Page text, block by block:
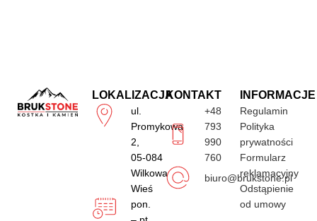
LOKALIZACJA
ul.
Promykowa
2,
05-084
Wilkowa
Wieś
pon.
KONTAKT
+48
793
990
760
biuro@brukstone.pl
INFORMACJE
Regulamin
Polityka
prywatności
Formularz
reklamacyjny
Odstąpienie
od umowy